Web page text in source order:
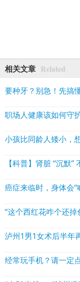
相关文章 Related
职场人健康该如何守
小孩比同龄人矮小，
泸州1男1女术后半年
经常玩手机？请一定